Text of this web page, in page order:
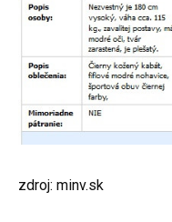
zdroj: minv.sk